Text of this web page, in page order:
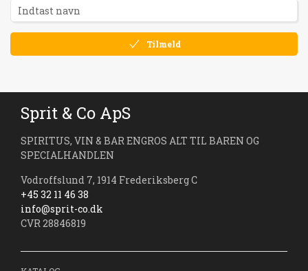
Tilmeld
Sprit & Co ApS
SPIRITUS, VIN & BAR ENGROS ALT TIL BAREN OG
SPECIALHANDLEN
Vodroffslund 7, 1914 Frederiksberg C
+45 32 11 46 38
info@sprit-co.dk
CVR 28846819